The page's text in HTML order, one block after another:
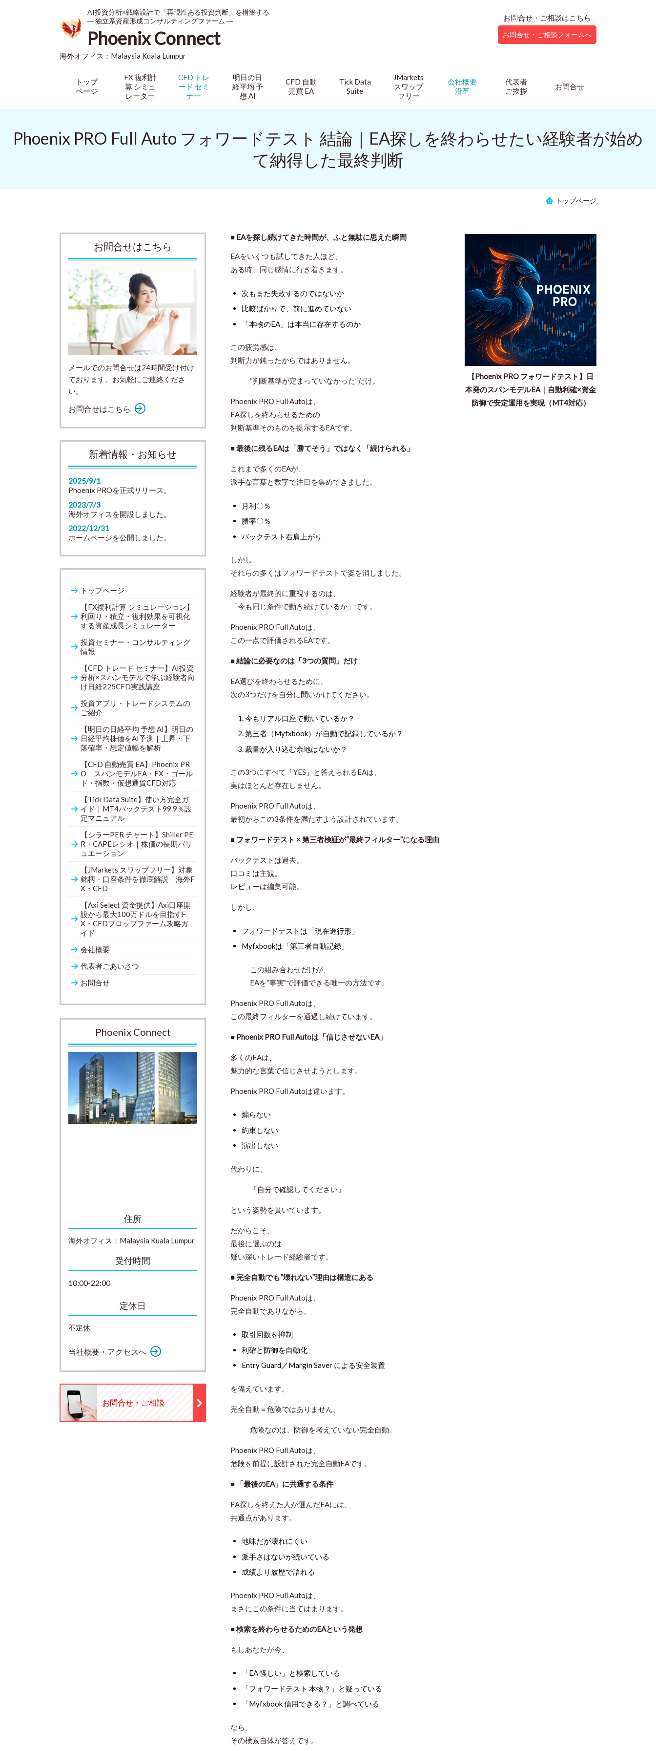
AI投資分析×戦略設計で「再現性ある投資判断」を構築する
― 独立系資産形成コンサルティングファーム ―
Phoenix Connect
海外オフィス： Malaysia Kuala Lumpur
お問合せ・ご相談はこちら
お問合せ・ご相談フォームへ
トップ
ページ
FX 複利計
算 シミュ
レーター
CFD トレ
ード セミ
ナー
明日の日
経平均 予
想 AI
CFD 自動
売買 EA
Tick Data
Suite
JMarkets
スワップ
フリー
会社概要
沿革
代表者
ご挨拶
お問合せ
Phoenix PRO Full Auto フォワードテスト 結論｜EA探しを終わらせたい経験者が始め
て納得した最終判断
トップページ
【Phoenix PRO フォワードテスト】日
本発のスパンモデルEA｜自動利確×資金
防御で安定運用を実現（MT4対応）
■ EAを探し続けてきた時間が、ふと無駄に思えた瞬間
EAをいくつも試してきた人ほど、
ある時、同じ感情に行き着きます。
次もまた失敗するのではないか
比較ばかりで、前に進めていない
「本物のEA」は本当に存在するのか
この疲労感は、
判断力が鈍ったからではありません。
“判断基準が定まっていなかった”だけ。
Phoenix PRO Full Autoは、
EA探しを終わらせるための
判断基準そのものを提示するEAです。
■ 最後に残るEAは「勝てそう」ではなく「続けられる」
これまで多くのEAが、
派手な言葉と数字で注目を集めてきました。
月利〇％
勝率〇％
バックテスト右肩上がり
しかし、
それらの多くはフォワードテストで姿を消しました。
経験者が最終的に重視するのは、
「今も同じ条件で動き続けているか」です。
Phoenix PRO Full Autoは、
この一点で評価されるEAです。
■ 結論に必要なのは「3つの質問」だけ
EA選びを終わらせるために、
次の3つだけを自分に問いかけてください。
今もリアル口座で動いているか？
第三者（Myfxbook）が自動で記録しているか？
裁量が入り込む余地はないか？
この3つにすべて「YES」と答えられるEAは、
実はほとんど存在しません。
Phoenix PRO Full Autoは、
最初からこの3条件を満たすよう設計されています。
■ フォワードテスト × 第三者検証が“最終フィルター”になる理由
バックテストは過去。
口コミは主観。
レビューは編集可能。
しかし、
フォワードテストは「現在進行形」
Myfxbookは「第三者自動記録」
この組み合わせだけが、
EAを“事実”で評価できる唯一の方法です。
Phoenix PRO Full Autoは、
この最終フィルターを通過し続けています。
■ Phoenix PRO Full Autoは「信じさせないEA」
多くのEAは、
魅力的な言葉で信じさせようとします。
Phoenix PRO Full Autoは違います。
煽らない
約束しない
演出しない
代わりに、
「自分で確認してください」
という姿勢を貫いています。
だからこそ、
最後に選ぶのは
疑い深いトレード経験者です。
■ 完全自動でも“壊れない”理由は構造にある
Phoenix PRO Full Autoは、
完全自動でありながら、
取引回数を抑制
利確と防御を自動化
Entry Guard／Margin Saver による安全装置
を備えています。
完全自動＝危険ではありません。
危険なのは、防御を考えていない完全自動。
Phoenix PRO Full Autoは、
危険を前提に設計された完全自動EAです。
■ 「最後のEA」に共通する条件
EA探しを終えた人が選んだEAには、
共通点があります。
地味だが壊れにくい
派手さはないが続いている
成績より履歴で語れる
Phoenix PRO Full Autoは、
まさにこの条件に当てはまります。
■ 検索を終わらせるためのEAという発想
もしあなたが今、
「EA 怪しい」と検索している
「フォワードテスト 本物？」と疑っている
「Myfxbook 信用できる？」と調べている
なら、
その検索自体が答えです。
お問合せはこちら
メールでのお問合せは24時間受け付け
ております。お気軽にご連絡くださ
い。
お問合せはこちら
新着情報・お知らせ
2025/9/1
Phoenix PROを正式リリース。
2023/7/3
海外オフィスを開設しました。
2022/12/31
ホームページを公開しました。
トップページ
【FX複利計算 シミュレーション】
利回り・積立・複利効果を可視化
する資産成長シミュレーター
投資セミナー・コンサルティング
情報
【CFD トレード セミナー】AI投資
分析×スパンモデルで学ぶ経験者向
け日経225CFD実践講座
投資アプリ・トレードシステムの
ご紹介
【明日の日経平均 予想 AI】明日の
日経平均株価をAI予測｜上昇・下
落確率・想定値幅を解析
【CFD 自動売買 EA】Phoenix PR
O｜スパンモデルEA・FX・ゴール
ド・指数・仮想通貨CFD対応
【Tick Data Suite】使い方完全ガ
イド｜MT4バックテスト99.9％設
定マニュアル
【シラーPER チャート】Shiller PE
R・CAPEレシオ｜株価の長期バリ
ュエーション
【JMarkets スワップフリー】対象
銘柄・口座条件を徹底解説｜海外F
X・CFD
【Axi Select 資金提供】Axi口座開
設から最大100万ドルを目指すF
X・CFDプロップファーム攻略ガ
イド
会社概要
代表者ごあいさつ
お問合せ
Phoenix Connect
住所
海外オフィス： Malaysia Kuala Lumpur
受付時間
10:00-22:00
定休日
不定休
当社概要・アクセスへ
お問合せ・ご相談